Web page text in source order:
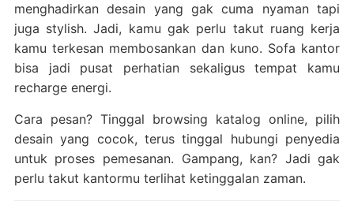
menghadirkan desain yang gak cuma nyaman tapi
juga stylish. Jadi, kamu gak perlu takut ruang kerja
kamu terkesan membosankan dan kuno. Sofa kantor
bisa jadi pusat perhatian sekaligus tempat kamu
recharge energi.
Cara pesan? Tinggal browsing katalog online, pilih
desain yang cocok, terus tinggal hubungi penyedia
untuk proses pemesanan. Gampang, kan? Jadi gak
perlu takut kantormu terlihat ketinggalan zaman.